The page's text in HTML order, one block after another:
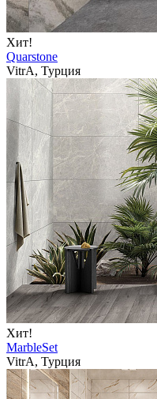
Хит!
Quarstone
VitrA, Турция
Хит!
MarbleSet
VitrA, Турция